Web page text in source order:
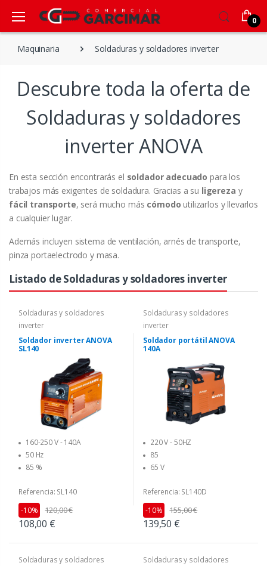
0
Maquinaria Soldaduras y soldadores inverter
Descubre toda la oferta de
Soldaduras y soldadores
inverter ANOVA
En esta sección encontrarás el soldador adecuado para los
trabajos más exigentes de soldadura. Gracias a su ligereza y
fácil transporte, será mucho más cómodo utilizarlos y llevarlos
a cualquier lugar.
Además incluyen sistema de ventilación, arnés de transporte,
pinza portaelectrodo y masa.
Listado de Soldaduras y soldadores inverter
Soldaduras y soldadores
inverter
Soldador inverter ANOVA
SL140
160-250 V - 140A
50 Hz
85 %
Referencia: SL140
108,00 €
-10% 120,00 €
Soldaduras y soldadores
inverter
Soldador portátil ANOVA
140A
220 V - 50HZ
85
65 V
Referencia: SL140D
139,50 €
-10% 155,00 €
Soldaduras y soldadores
Soldaduras y soldadores